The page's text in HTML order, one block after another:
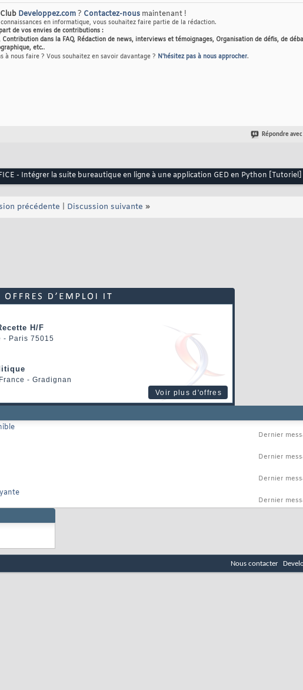
Developpez.com? Contactez-nous maintenant !
en informatique, vous souhaitez faire partie de la rédaction.
de vos envies de contributions :
dans la FAQ, Rédaction de news, interviews et témoignages, Organisation de défis, de
etc..
à nous faire ? Vous souhaitez en savoir davantage ? N'hésitez pas à nous approcher.
Répondre
- Intégrer la suite bureautique en ligne à une application GED en Python [Tutoriel]
précédente Discussion suivante »
H/F
- Paris 75015
- Gradignan
Voir plus d'offres
Dernier
Dernier
Dernier
Dernier
Nous contacter